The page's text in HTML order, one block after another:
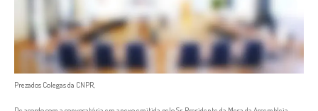
Prezados Colegas da CNPR,